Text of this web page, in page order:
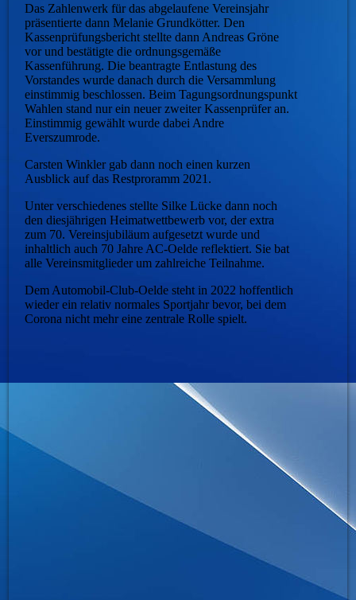
Das Zahlenwerk für das abgelaufene Vereinsjahr
präsentierte dann Melanie Grundkötter. Den
Kassenprüfungsbericht stellte dann Andreas Gröne
vor und bestätigte die ordnungsgemäße
Kassenführung. Die beantragte Entlastung des
Vorstandes wurde danach durch die Versammlung
einstimmig beschlossen. Beim Tagungsordnungspunkt
Wahlen stand nur ein neuer zweiter Kassenprüfer an.
Einstimmig gewählt wurde dabei Andre
Everszumrode.
Carsten Winkler gab dann noch einen kurzen
Ausblick auf das Restproramm 2021.
Unter verschiedenes stellte Silke Lücke dann noch
den diesjährigen Heimatwettbewerb vor, der extra
zum 70. Vereinsjubiläum aufgesetzt wurde und
inhaltlich auch 70 Jahre AC-Oelde reflektiert. Sie bat
alle Vereinsmitglieder um zahlreiche Teilnahme.
Dem Automobil-Club-Oelde steht in 2022 hoffentlich
wieder ein relativ normales Sportjahr bevor, bei dem
Corona nicht mehr eine zentrale Rolle spielt.